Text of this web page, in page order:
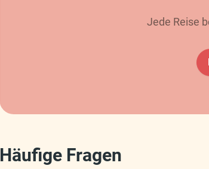
Jede Reise
Häufige Fragen